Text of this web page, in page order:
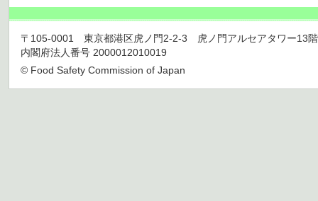
〒105-0001 東京都港区虎ノ門2-2-3 虎ノ門アルセアタワー13
内閣府法人番号 2000012010019
© Food Safety Commission of Japan